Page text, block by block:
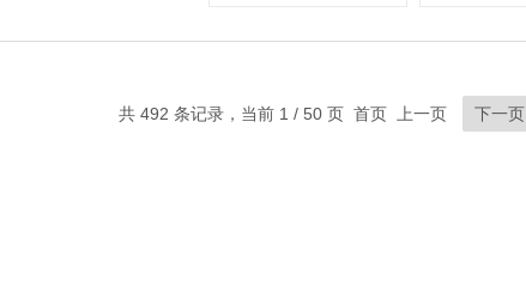
共 492 条记录，当前 1 / 50 页 首页 上一页 下一页